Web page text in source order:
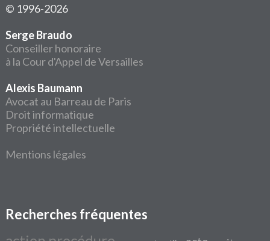
© 1996-2026
Serge Braudo
Conseiller honoraire
à la Cour d'Appel de Versailles
Alexis Baumann
Avocat au Barreau de Paris
Droit informatique
Propriété intellectuelle
Mentions légales
Recherches fréquentes